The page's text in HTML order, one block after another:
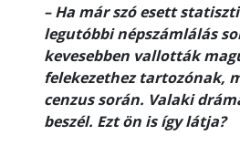
– Ha már szó esett
legutóbbi népszámlálás
kevesebben vallották
felekezethez tartozónak,
cenzus során. Valaki
beszél. Ezt ön is így látja?